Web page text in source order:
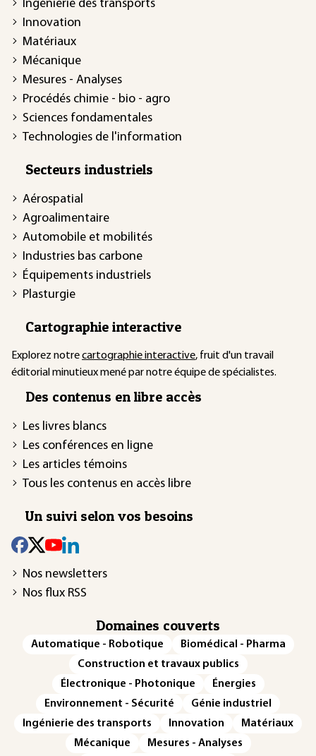
Ingénierie des transports
Innovation
Matériaux
Mécanique
Mesures - Analyses
Procédés chimie - bio - agro
Sciences fondamentales
Technologies de l'information
Secteurs industriels
Aérospatial
Agroalimentaire
Automobile et mobilités
Industries bas carbone
Équipements industriels
Plasturgie
Cartographie interactive
Explorez notrecartographie interactive, fruit d'un travail
éditorial minutieux mené par notre équipe de spécialistes.
Des contenus en libre accès
Les livres blancs
Les conférences en ligne
Les articles témoins
Tous les contenus en accès libre
Un suivi selon vos besoins
Nos newsletters
Nos flux RSS
Domaines couverts
Automatique - Robotique
Biomédical - Pharma
Construction et travaux publics
Électronique - Photonique
Énergies
Environnement - Sécurité
Génie industriel
Ingénierie des transports
Innovation
Matériaux
Mécanique
Mesures - Analyses